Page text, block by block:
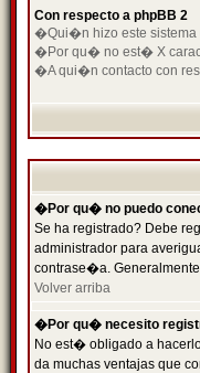
Con respecto a phpBB 2
�Qui�n hizo este sistema
�Por qu� no est� X
�A qui�n contacto con
�Por qu� no puedo
Se ha registrado? Debe
administrador para
contrase�a.
Volver arriba
�Por qu� necesito
No est� obligado a
da muchas ventajas que